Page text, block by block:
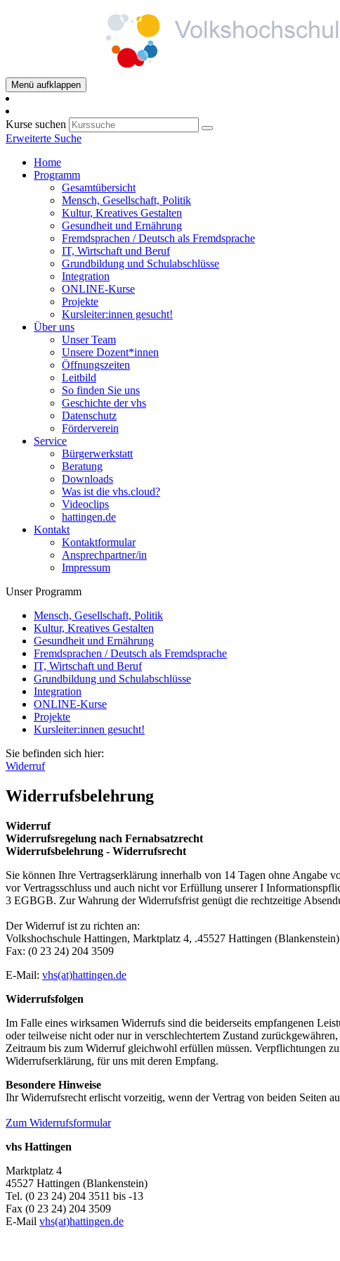
Menü aufklappen
Kurse suchen
Erweiterte Suche
Home
Programm
Gesamtübersicht
Mensch, Gesellschaft, Politik
Kultur, Kreatives Gestalten
Gesundheit und Ernährung
Fremdsprachen / Deutsch als Fremdsprache
IT, Wirtschaft und Beruf
Grundbildung und Schulabschlüsse
Integration
ONLINE-Kurse
Projekte
Kursleiter:innen gesucht!
Über uns
Unser Team
Unsere Dozent*innen
Öffnungszeiten
Leitbild
So finden Sie uns
Geschichte der vhs
Datenschutz
Förderverein
Service
Bürgerwerkstatt
Beratung
Downloads
Was ist die vhs.cloud?
Videoclips
hattingen.de
Kontakt
Kontaktformular
Ansprechpartner/in
Impressum
Unser Programm
Mensch, Gesellschaft, Politik
Kultur, Kreatives Gestalten
Gesundheit und Ernährung
Fremdsprachen / Deutsch als Fremdsprache
IT, Wirtschaft und Beruf
Grundbildung und Schulabschlüsse
Integration
ONLINE-Kurse
Projekte
Kursleiter:innen gesucht!
Sie befinden sich hier:
Widerruf
Widerrufsbelehrung
Widerruf
Widerrufsregelung nach Fernabsatzrecht
Widerrufsbelehrung - Widerrufsrecht
Sie können Ihre Vertragserklärung innerhalb von 14 Tagen ohne
vor Vertragsschluss und auch nicht vor Erfüllung unserer I
3 EGBGB. Zur Wahrung der Widerrufsfrist genügt die rechtzeitige
Der Widerruf ist zu richten an:
Volkshochschule Hattingen, Marktplatz 4, .45527 Hattingen (Blankenstein)
Fax: (0 23 24) 204 3509
E-Mail: vhs(at)hattingen.de
Widerrufsfolgen
Im Falle eines wirksamen Widerrufs sind die beiderseits empfangenen
oder teilweise nicht oder nur in verschlechtertem Zustand
Zeitraum bis zum Widerruf gleichwohl erfüllen müssen. Verpflichtungen
Widerrufserklärung, für uns mit deren Empfang.
Besondere Hinweise
Ihr Widerrufsrecht erlischt vorzeitig, wenn der Vertrag von beiden Seiten
Zum Widerrufsformular
vhs Hattingen
Marktplatz 4
45527 Hattingen (Blankenstein)
Tel. (0 23 24) 204 3511 bis -13
Fax (0 23 24) 204 3509
E-Mail vhs(at)hattingen.de